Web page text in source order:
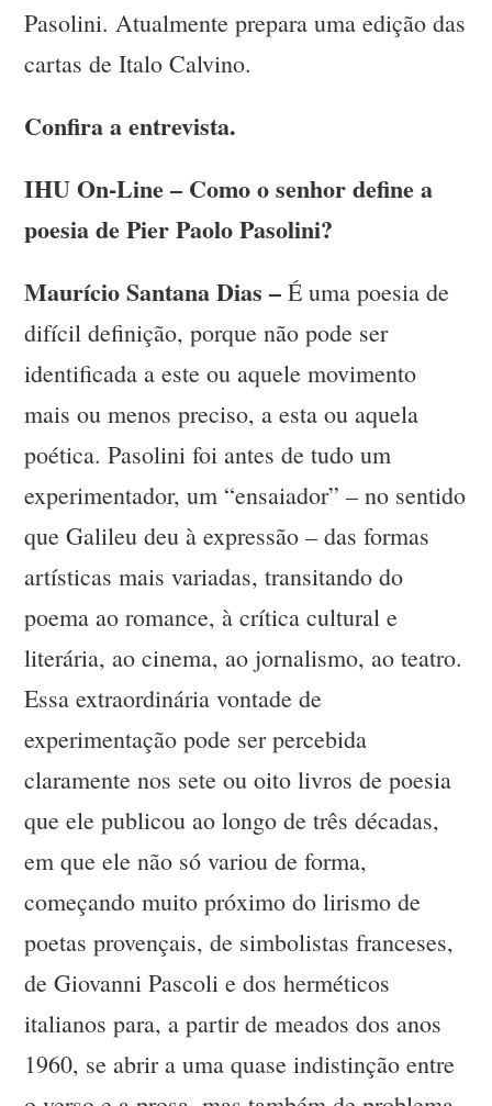
Pasolini. Atualmente prepara uma edição das
cartas de Italo Calvino.
Confira a entrevista.
IHU On-Line – Como o senhor define a
poesia de Pier Paolo Pasolini?
Maurício Santana Dias – É uma poesia de
difícil definição, porque não pode ser
identificada a este ou aquele movimento
mais ou menos preciso, a esta ou aquela
poética. Pasolini foi antes de tudo um
experimentador, um “ensaiador” – no sentido
que Galileu deu à expressão – das formas
artísticas mais variadas, transitando do
poema ao romance, à crítica cultural e
literária, ao cinema, ao jornalismo, ao teatro.
Essa extraordinária vontade de
experimentação pode ser percebida
claramente nos sete ou oito livros de poesia
que ele publicou ao longo de três décadas,
em que ele não só variou de forma,
começando muito próximo do lirismo de
poetas provençais, de simbolistas franceses,
de Giovanni Pascoli e dos herméticos
italianos para, a partir de meados dos anos
1960, se abrir a uma quase indistinção entre